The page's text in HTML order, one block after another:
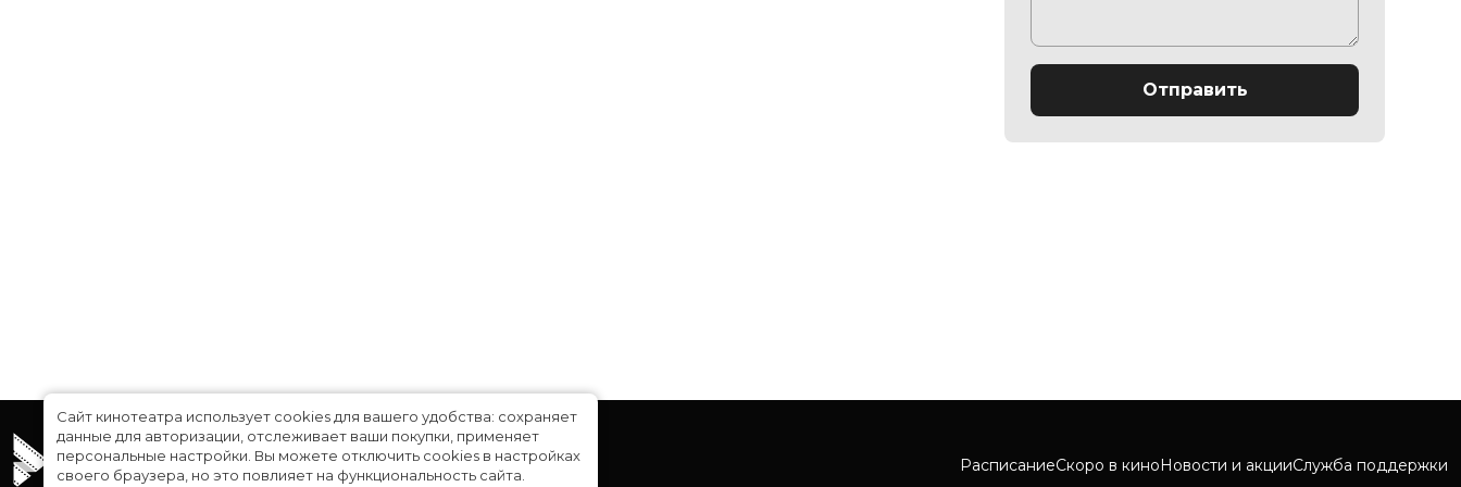
Отправить
РасписаниеСкоро в киноНовости и акцииСлужба поддержки
Сайт кинотеатра использует cookies для вашего удобства: сохраняет
данные для авторизации, отслеживает ваши покупки, применяет
персональные настройки. Вы можете отключить cookies в настройках
своего браузера, но это повлияет на функциональность сайта.